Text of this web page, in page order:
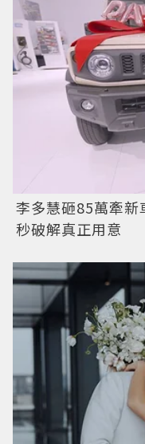
李多慧砸85萬牽
秒破解真正用意